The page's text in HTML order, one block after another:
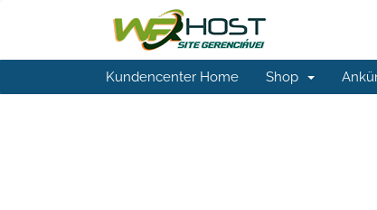
Kundencenter Home Shop